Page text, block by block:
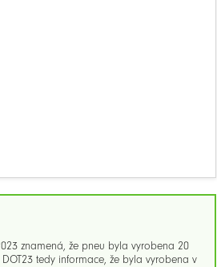
znamená, že pneu byla vyrobena 20
tedy informace, že byla vyrobena v